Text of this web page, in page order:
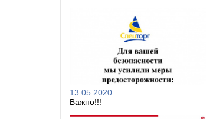
13.05.2020
Важно!!!